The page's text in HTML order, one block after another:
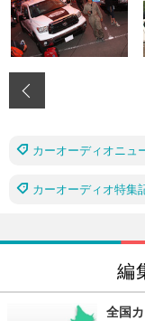
カーオーディオニュ
カーオーディオ特集
編
全国